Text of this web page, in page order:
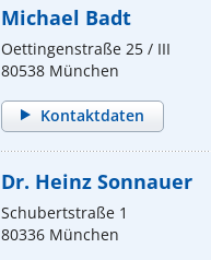
Michael Badt
Oettingenstraße 25 / III
80538 München
Kontaktdaten
Dr. Heinz Sonnauer
Schubertstraße 1
80336 München